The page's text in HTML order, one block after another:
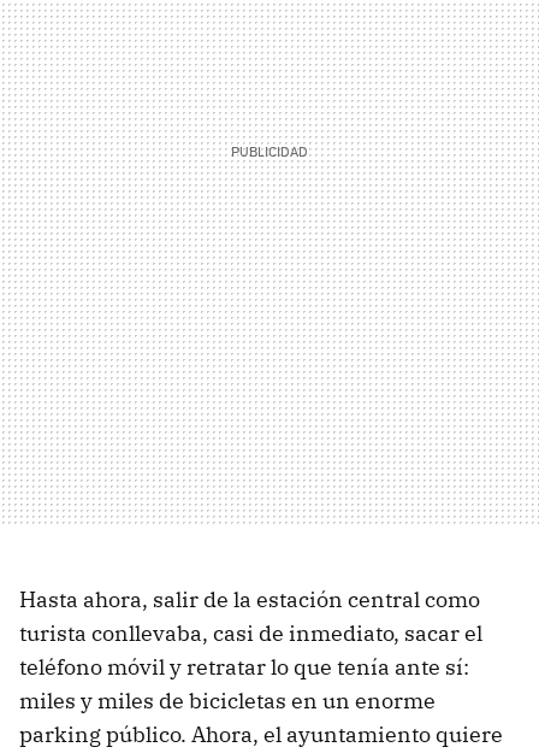
Hasta ahora, salir de la estación central como
turista conllevaba, casi de inmediato, sacar el
teléfono móvil y retratar lo que tenía ante sí:
miles y miles de bicicletas en un enorme
parking público. Ahora, el ayuntamiento quiere